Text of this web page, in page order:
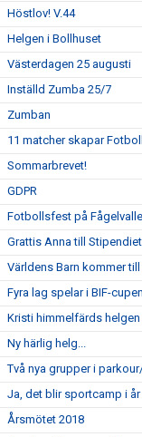
Höstlov! V.44
Helgen i Bollhuset
Västerdagen 25 augusti
Inställd Zumba 25/7
Zumban
11 matcher skapar
Sommarbrevet!
GDPR
Fotbollsfest på
Grattis Anna till Stipendiet
Världens Barn kommer
Fyra lag spelar i BIF-
Kristi himmelfärds
Ny härlig helg...
Två nya grupper i
Ja, det blir sportcamp i år
Årsmötet 2018